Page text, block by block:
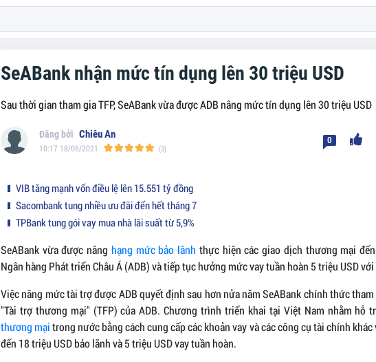
SeABank nhận mức tín dụng lên 30 triệu USD
Sau thời gian tham gia TFP, SeABank vừa được ADB nâng mức tín dụng lên 30 triệu USD
Chiêu An
10:17 18/06/2021 (3)
0
VIB tăng mạnh vốn điều lệ lên 15.551 tỷ đồng
Sacombank tung nhiều ưu đãi đến hết tháng 7
TPBank tung gói vay mua nhà lãi suất từ 5,9%
SeABank vừa được nâng hạng mức bảo lãnh thực hiện các giao dịch thương mại
Ngân hàng Phát triển Châu Á (ADB) và tiếp tục hưởng mức vay tuần hoàn 5 triệu USD
Việc nâng mức tài trợ được ADB quyết định sau hơn nửa năm SeABank chính thức
"Tài trợ thương mại" (TFP) của ADB. Chương trình triển khai tại Việt Nam nhằm hỗ
thương mạitrong nước bằng cách cung cấp các khoản vay và các công cụ tài chính
đến 18 triệu USD bảo lãnh và 5 triệu USD vay tuần hoàn.